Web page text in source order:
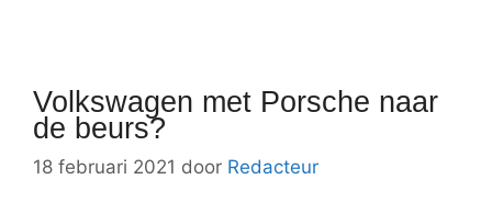
Volkswagen met Porsche naar
de beurs?
18 februari 2021 door Redacteur